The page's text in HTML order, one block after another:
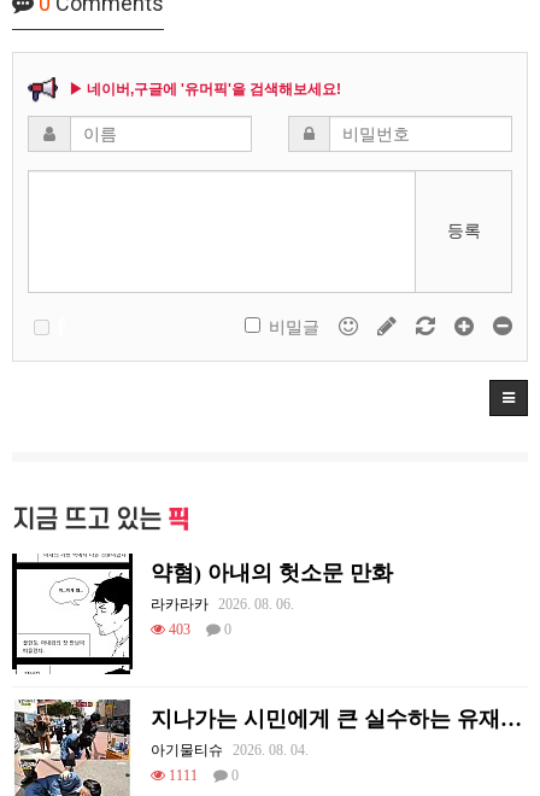
▶ 네이버,구글에 '유머픽'을 검색해보세요!
등록
비밀글
지금 뜨고 있는 픽
약혐) 아내의 헛소문 만화
라카라카
2026. 08. 06.
403
0
지나가는 시민에게 큰 실수하는 유재석.jpg
아기물티슈
2026. 08. 04.
1111
0